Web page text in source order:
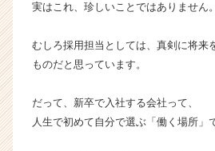
チ
キ
ャ
（C
h
実はこれ、珍しいことではありません。
むしろ採用担当としては、真剣に将来
ものだと思っています。
だって、新卒で入社する会社って、
人生で初めて自分で選ぶ「働く場所」